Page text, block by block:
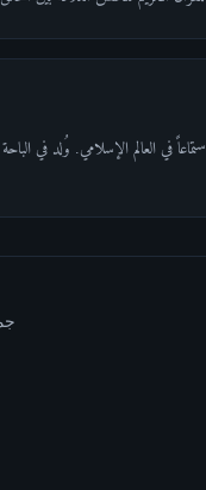
في العالم الإسلامي. وُلد في